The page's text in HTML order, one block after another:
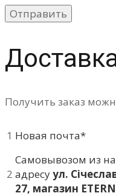
Получить заказ
1 Новая почта*
2
Самовывозом из
адресуул.
27, магазин